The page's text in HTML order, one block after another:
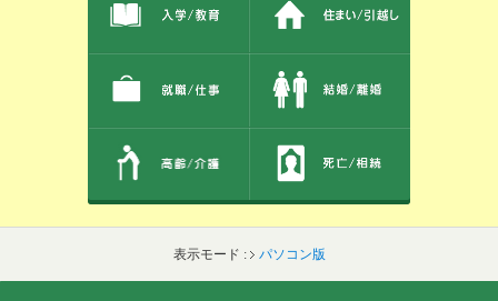
表示モード : パソコン版